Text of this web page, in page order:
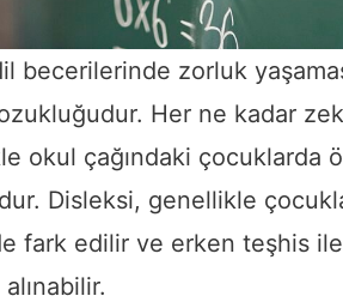
becerilerinde zorluk
Her ne kadar
okul çağındaki çocuklarda
Disleksi, genellikle
fark edilir ve erken teşhis